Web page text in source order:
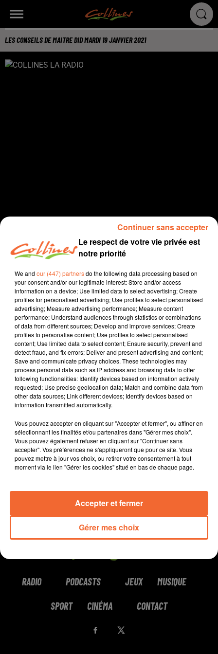
LES CONSEILS DE MAITRE DID MARDI 19 JANVIER 2021
Les conseils de Maître Did podcast
19 janvier 2021 - 9 min 5 sec
LES CONSEILS DE MAITRE DID MARDI 19 JANVIER 2021
Collines la Radio
Les conseils de Maître Did
Comment moins se mettre la pression.
0:00 9 min 5 sec
RADIO PODCASTS JEUX MUSIQUE
SPORT CINÉMA CONTACT
Le respect de votre vie privée est
notre priorité
We and our (447) partnersdo the following data processing based on
your consent and/or our legitimate interest: Store and/or access
information on a device; Use limited data to select advertising; Create
profiles for personalised advertising; Use profiles to select personalised
advertising; Measure advertising performance; Measure content
performance; Understand audiences through statistics or combinations
of data from different sources; Develop and improve services; Create
profiles to personalise content; Use profiles to select personalised
content; Use limited data to select content; Ensure security, prevent and
detect fraud, and fix errors; Deliver and present advertising and content;
Save and communicate privacy choices. These technologies may
process personal data such as IP address and browsing data to offer
following functionalities: Identify devices based on information actively
requested; Use precise geolocation data; Match and combine data from
other data sources; Link different devices; Identify devices based on
information transmitted automatically.
Vous pouvez accepter en cliquant sur "Accepter et fermer", ou affiner en
sélectionnant les finalités et/ou partenaires dans "Gérer mes choix".
Vous pouvez également refuser en cliquant sur "Continuer sans
accepter". Vos préférences ne s'appliqueront que pour ce site. Vous
pouvez mettre à jour vos choix, ou retirer votre consentement à tout
moment via le lien "Gérer les cookies" situé en bas de chaque page.
Gérer mes choix
Accepter et fermer
Continuer sans accepter